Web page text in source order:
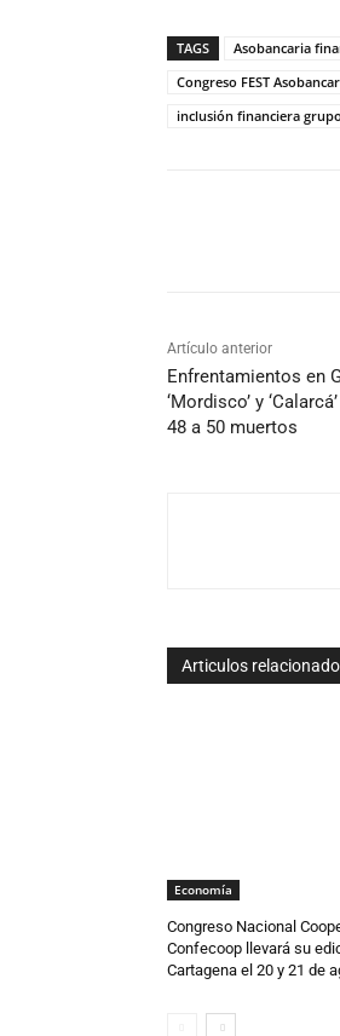
TAGS Asobancaria
Congreso FEST
inclusión financiera
Artículo anterior
Enfrentamientos en
‘Mordisco’ y
48 a 50 muertos
Articulos
Economía
Congreso Nacional
Confecoop llevará su
Cartagena el 20 y 21 de